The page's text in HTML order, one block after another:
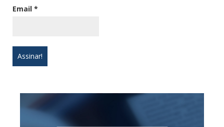
Email *